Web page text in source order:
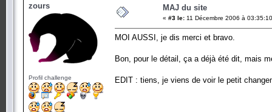
zours
Profil challenge
MAJ du site
« #3 le: 11 Décembre 2006 à
MOI AUSSI, je dis merci et bravo.
Bon, pour le détail, ça a déjà été dit, mais
EDIT : tiens, je viens de voir le petit